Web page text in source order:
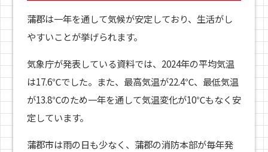
蒲郡は一年を通して気候が安定しており、生活がし
やすいことが挙げられます。
気象庁が発表している資料では、2024年の平均気温
は17.6℃でした。また、最高気温が22.4℃、最低気温
が13.8℃のため一年を通して気温変化が10℃もなく安
定しています。
蒲郡市は雨の日も少なく、蒲郡の消防本部が毎年発